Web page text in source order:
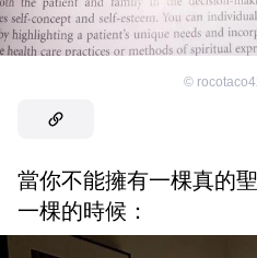
©
當你不能擁有一棵真的
一棵的時候：